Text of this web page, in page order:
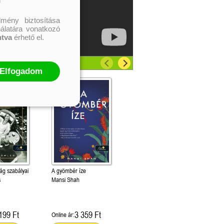
szabályai
Ft
A gyömbér íze
Mansi Shah
Online ár:3 359 Ft
biztosítása
vonatkozó
érhető el.
Elfogadom